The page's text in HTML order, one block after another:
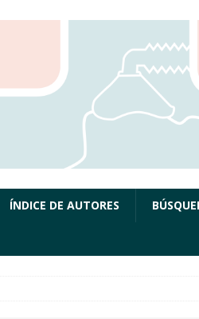
ÍNDICE DE AUTORES